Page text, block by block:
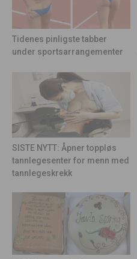
Tidenes pinligste tabber
under sportsarrangementer
SISTE NYTT: Åpner toppløs
tannlegesenter for menn med
tannlegeskrekk